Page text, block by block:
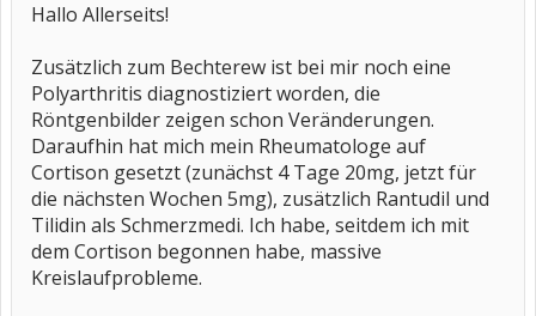
Hallo Allerseits!
Zusätzlich zum Bechterew ist bei mir noch eine
Polyarthritis diagnostiziert worden, die
Röntgenbilder zeigen schon Veränderungen.
Daraufhin hat mich mein Rheumatologe auf
Cortison gesetzt (zunächst 4 Tage 20mg, jetzt für
die nächsten Wochen 5mg), zusätzlich Rantudil und
Tilidin als Schmerzmedi. Ich habe, seitdem ich mit
dem Cortison begonnen habe, massive
Kreislaufprobleme.